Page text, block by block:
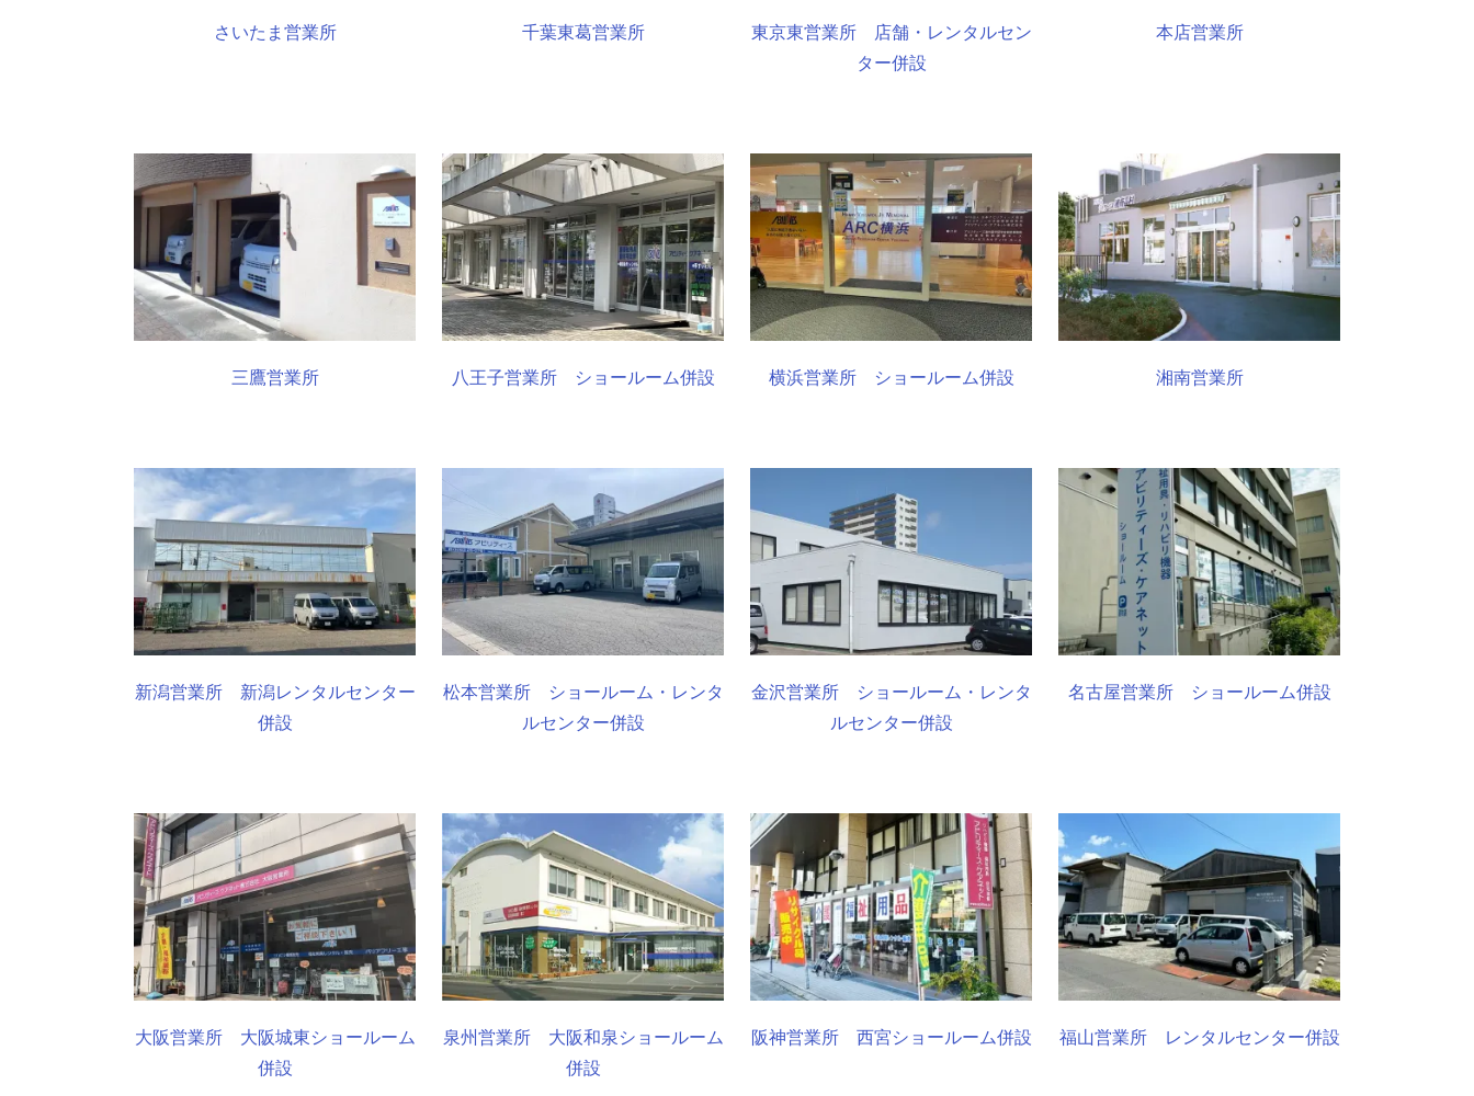
さいたま営業所 千葉東葛営業所
東京東営業所 店舗・レンタルセン
ター併設
本店営業所
三鷹営業所 八王子営業所 ショールーム併設 横浜営業所 ショールーム併設 湘南営業所
新潟営業所 新潟レンタルセンター
併設
松本営業所 ショールーム・レンタ
ルセンター併設
金沢営業所 ショールーム・レンタ
ルセンター併設
名古屋営業所 ショールーム併設
大阪営業所 大阪城東ショールーム
併設
泉州営業所 大阪和泉ショールーム
併設
阪神営業所 西宮ショールーム併設 福山営業所 レンタルセンター併設